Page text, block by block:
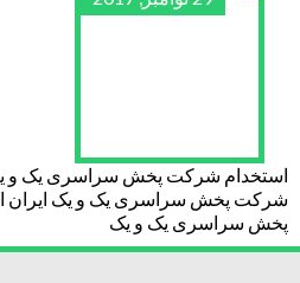
استخدام شرکت پخش سراسری یک و
شرکت پخش سراسری یک و یک ایران
پخش سراسری یک و یک